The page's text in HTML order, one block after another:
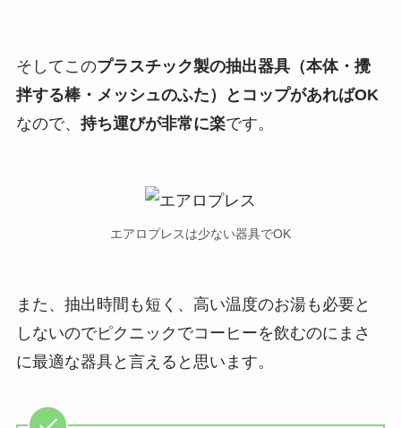
そしてこのプラスチック製の抽出器具（本体・攪
拌する棒・メッシュのふた）とコップがあればOK
なので、 持ち運びが非常に楽です。
エアロプレスは少ない器具でOK
また、抽出時間も短く、高い温度のお湯も必要と
しないのでピクニックでコーヒーを飲むのにまさ
に最適な器具と言えると思います。